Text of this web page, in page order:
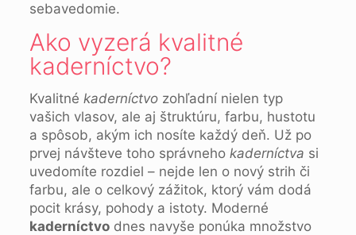
sebavedomie.
Ako vyzerá kvalitné
kaderníctvo?
Kvalitné kaderníctvo zohľadní nielen typ
vašich vlasov, ale aj štruktúru, farbu, hustotu
a spôsob, akým ich nosíte každý deň. Už po
prvej návšteve toho správneho kaderníctva si
uvedomíte rozdiel – nejde len o nový strih či
farbu, ale o celkový zážitok, ktorý vám dodá
pocit krásy, pohody a istoty. Moderné
kaderníctvodnes navyše ponúka množstvo